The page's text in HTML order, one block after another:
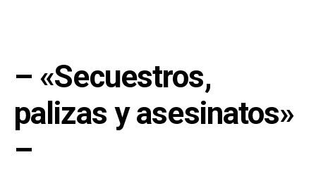
– «Secuestros,
palizas y asesinatos»
–